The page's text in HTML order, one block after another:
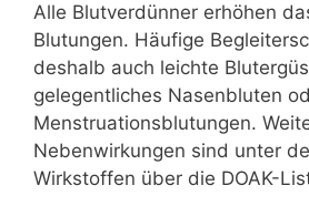
Alle Blutverdünner erhöhen
Blutungen. Häufige
deshalb auch leichte
gelegentliches Nasenbluten
Menstruationsblutungen.
Nebenwirkungen sind unter
Wirkstoffen über die DOAK-